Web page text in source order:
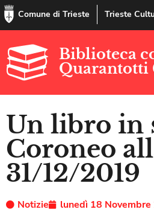
Comune di Trieste Trieste
Biblioteca
Quarantotti
Un libro in
Coroneo
31/12/2019
Notizie
lunedì 18